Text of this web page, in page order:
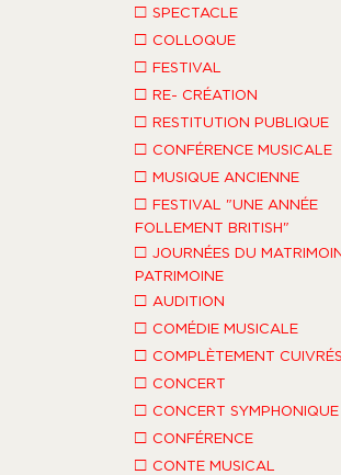
□ SPECTACLE
□ COLLOQUE
□ FESTIVAL
□ RE- CRÉATION
□ RESTITUTION PUBLIQUE
□ CONFÉRENCE MUSICALE
□ MUSIQUE ANCIENNE
□ FESTIVAL "UNE ANNÉE
FOLLEMENT BRITISH"
□ JOURNÉES DU
PATRIMOINE
□ AUDITION
□ COMÉDIE MUSICALE
□ COMPLÈTEMENT CUIVRÉS
□ CONCERT
□ CONCERT SYMPHONIQUE
□ CONFÉRENCE
□ CONTE MUSICAL